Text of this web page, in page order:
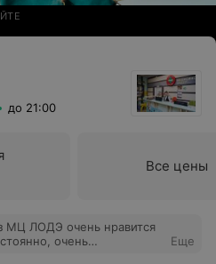
до 21:00
Все цены
МЦ ЛОДЭ очень нравится
очень
Еще